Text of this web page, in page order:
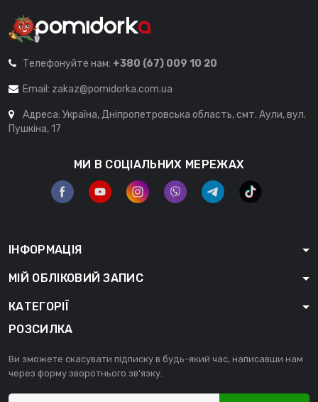
Телефонуйте нам: +380 (67) 009 10 20
Email: zakaz@pomidorka.com.ua
Адреса: Україна, Дніпропетровська область, смт. Аули, вул.
Пушкіна, 17
МИ В СОЦІАЛЬНИХ МЕРЕЖАХ
ІНФОРМАЦІЯ
МІЙ ОБЛІКОВИЙ ЗАПИС
КАТЕГОРІЇ
РОЗСИЛКА
Ви зможете скасувати підписку в будь-який час, написавши нам
через форму зворотнього зв'язку.